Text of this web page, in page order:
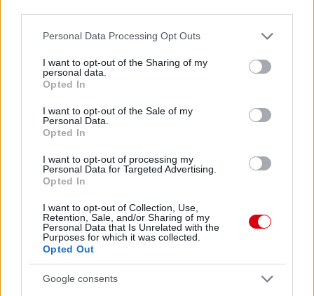
Please note that this website/app uses one or more Google
not limited to your visit or usage behaviour. You may click to
grant or deny consent to Google and its third-party tags to
use your data for below specified purposes in below Google
consent section.
Personal Data Processing Opt Outs
I want to opt-out of the Sharing of my
personal data.
Opted In
I want to opt-out of the Sale of my
Personal Data.
Opted In
I want to opt-out of processing my
Personal Data for Targeted Advertising.
Opted In
I want to opt-out of Collection, Use,
Retention, Sale, and/or Sharing of my
Personal Data that Is Unrelated with the
Purposes for which it was collected.
Opted Out
Google consents
Meccs Center
Paris Saint-Germain
Manchester United
Nya Ullevi, Göteborg
2026-08-08 17:00
Leeds Unitedvs Manchester United2026-08-12 20:30
vs